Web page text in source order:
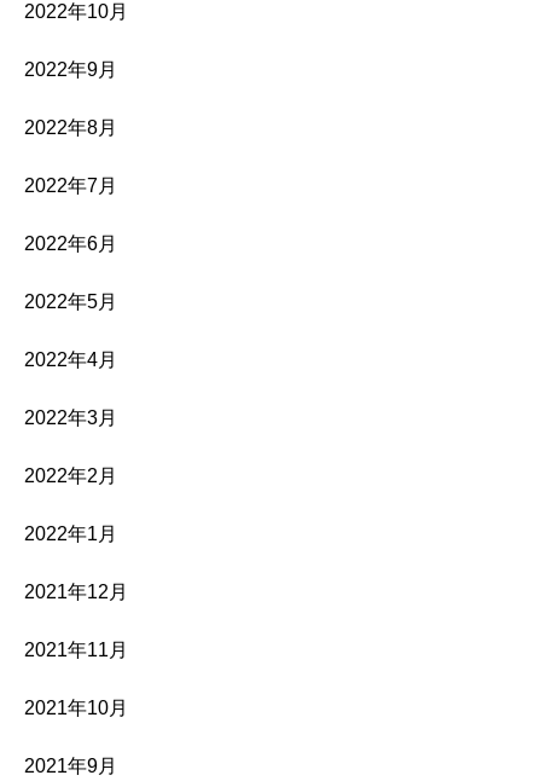
2022年10月
2022年9月
2022年8月
2022年7月
2022年6月
2022年5月
2022年4月
2022年3月
2022年2月
2022年1月
2021年12月
2021年11月
2021年10月
2021年9月